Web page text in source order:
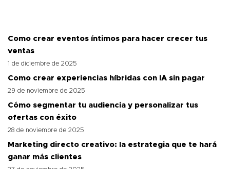
Como crear eventos íntimos para hacer crecer tus
ventas
1 de diciembre de 2025
Como crear experiencias híbridas con IA sin pagar
29 de noviembre de 2025
Cómo segmentar tu audiencia y personalizar tus
ofertas con éxito
28 de noviembre de 2025
Marketing directo creativo: la estrategia que te hará
ganar más clientes